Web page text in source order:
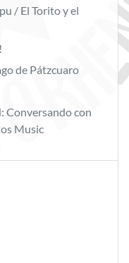
/ El Torito y el
de Pátzcuaro
Conversando con
Music